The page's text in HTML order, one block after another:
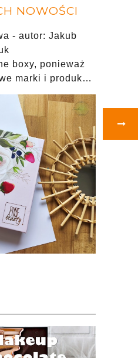
NOWOŚCI
- autor: Jakub
boxy, ponieważ
marki i produk…